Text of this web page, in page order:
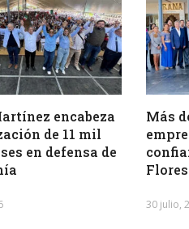
encabeza
de 11 mil
en defensa de
Más
Flores
30 julio,